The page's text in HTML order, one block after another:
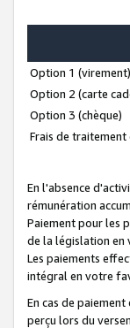
Option 1 (virement)
Option 2 (carte
Option 3 (chèque)
Frais de traitement
En l'absence
rémunération
Paiement pour les
de la législation en
Les paiements
intégral en votre
En cas de
perçu lors du